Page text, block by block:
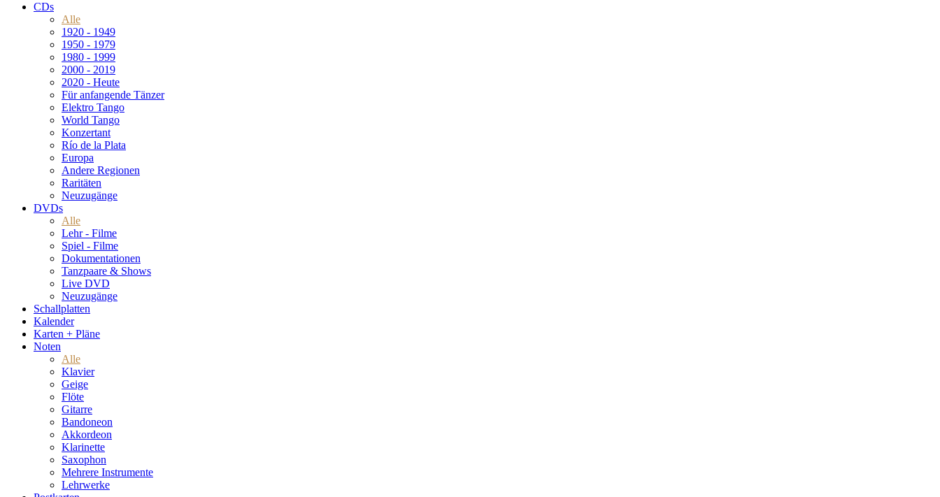
CDs
Alle
1920 - 1949
1950 - 1979
1980 - 1999
2000 - 2019
2020 - Heute
Für anfangende Tänzer
Elektro Tango
World Tango
Konzertant
Río de la Plata
Europa
Andere Regionen
Raritäten
Neuzugänge
DVDs
Alle
Lehr - Filme
Spiel - Filme
Dokumentationen
Tanzpaare & Shows
Live DVD
Neuzugänge
Schallplatten
Kalender
Karten + Pläne
Noten
Alle
Klavier
Geige
Flöte
Gitarre
Bandoneon
Akkordeon
Klarinette
Saxophon
Mehrere Instrumente
Lehrwerke